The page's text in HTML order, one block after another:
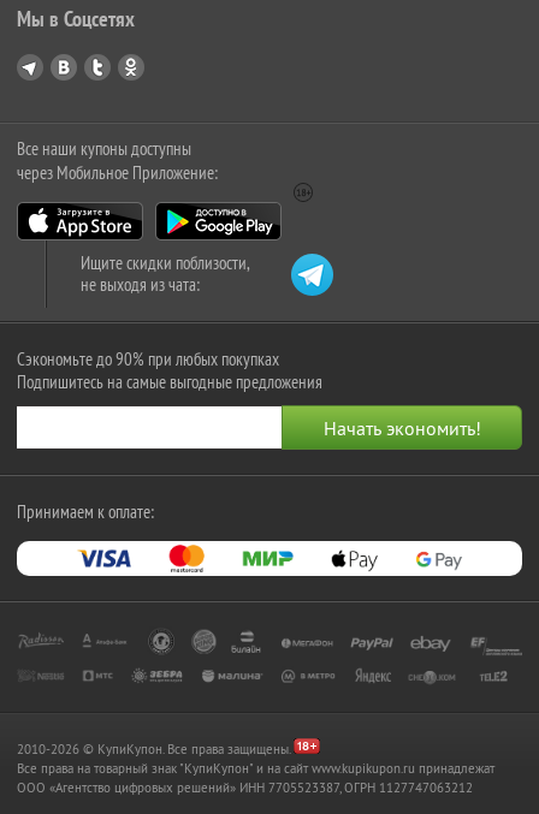
Мы в Соцсетях
Все наши купоны доступны
через Мобильное Приложение:
Ищите скидки поблизости,
не выходя из чата:
Сэкономьте до 90% при любых покупках
Подпишитесь на самые выгодные предложения
Принимаем к оплате:
2010-2026 © КупиКупон. Все права защищены.
Все права на товарный знак "КупиКупон" и на сайт www.kupikupon.ru принадлежат
OOO «Агентство цифровых решений» ИНН 7705523387, ОГРН 1127747063212